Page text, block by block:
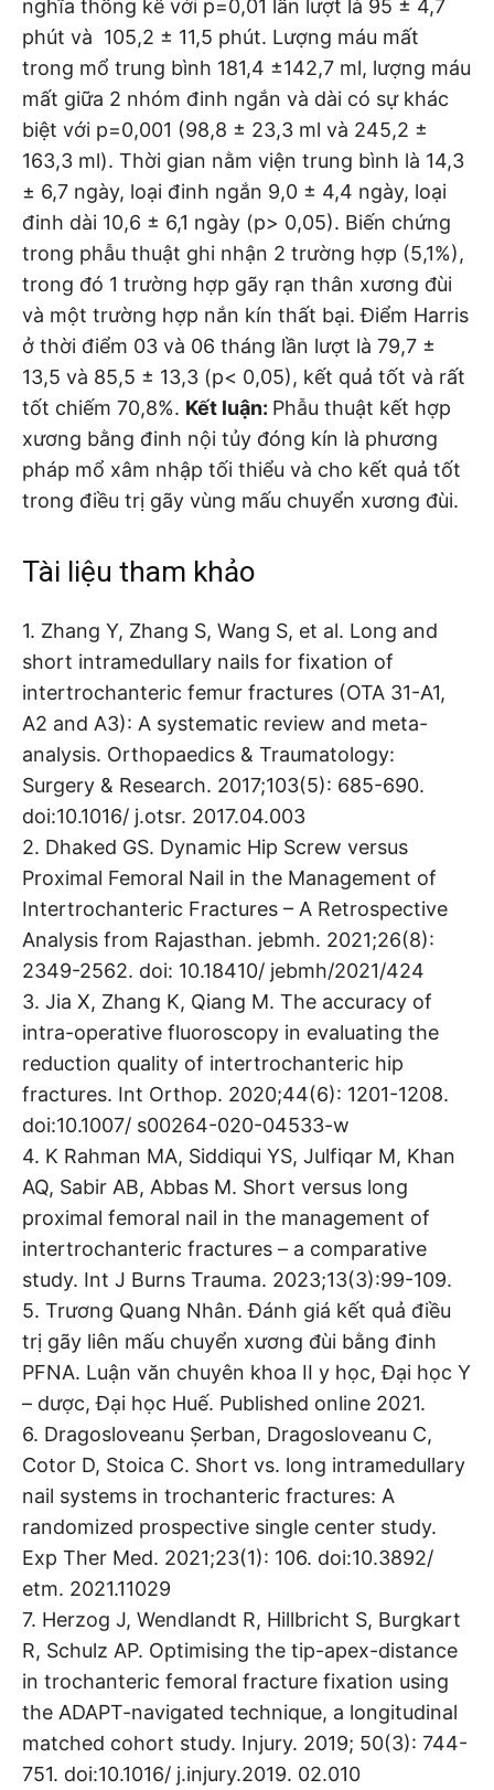
nghĩa thống kê với p=0,01 lần lượt là 95 ± 4,7
phút và 105,2 ± 11,5 phút. Lượng máu mất
trong mổ trung bình 181,4 ±142,7 ml, lượng máu
mất giữa 2 nhóm đinh ngắn và dài có sự khác
biệt với p=0,001 (98,8 ± 23,3 ml và 245,2 ±
163,3 ml). Thời gian nằm viện trung bình là 14,3
± 6,7 ngày, loại đinh ngắn 9,0 ± 4,4 ngày, loại
đinh dài 10,6 ± 6,1 ngày (p> 0,05). Biến chứng
trong phẫu thuật ghi nhận 2 trường hợp (5,1%),
trong đó 1 trường hợp gãy rạn thân xương đùi
và một trường hợp nắn kín thất bại. Điểm Harris
ở thời điểm 03 và 06 tháng lần lượt là 79,7 ±
13,5 và 85,5 ± 13,3 (p< 0,05), kết quả tốt và rất
tốt chiếm 70,8%. Kết luận: Phẫu thuật kết hợp
xương bằng đinh nội tủy đóng kín là phương
pháp mổ xâm nhập tối thiểu và cho kết quả tốt
trong điều trị gãy vùng mấu chuyển xương đùi.
Tài liệu tham khảo
1. Zhang Y, Zhang S, Wang S, et al. Long and
short intramedullary nails for fixation of
intertrochanteric femur fractures (OTA 31-A1,
A2 and A3): A systematic review and meta-
analysis. Orthopaedics & Traumatology:
Surgery & Research. 2017;103(5): 685-690.
doi:10.1016/ j.otsr. 2017.04.003
2. Dhaked GS. Dynamic Hip Screw versus
Proximal Femoral Nail in the Management of
Intertrochanteric Fractures – A Retrospective
Analysis from Rajasthan. jebmh. 2021;26(8):
2349-2562. doi: 10.18410/ jebmh/2021/424
3. Jia X, Zhang K, Qiang M. The accuracy of
intra-operative fluoroscopy in evaluating the
reduction quality of intertrochanteric hip
fractures. Int Orthop. 2020;44(6): 1201-1208.
doi:10.1007/ s00264-020-04533-w
4. K Rahman MA, Siddiqui YS, Julfiqar M, Khan
AQ, Sabir AB, Abbas M. Short versus long
proximal femoral nail in the management of
intertrochanteric fractures – a comparative
study. Int J Burns Trauma. 2023;13(3):99-109.
5. Trương Quang Nhân. Đánh giá kết quả điều
trị gãy liên mấu chuyển xương đùi bằng đinh
PFNA. Luận văn chuyên khoa II y học, Đại học Y
– dược, Đại học Huế. Published online 2021.
6. Dragosloveanu Șerban, Dragosloveanu C,
Cotor D, Stoica C. Short vs. long intramedullary
nail systems in trochanteric fractures: A
randomized prospective single center study.
Exp Ther Med. 2021;23(1): 106. doi:10.3892/
etm. 2021.11029
7. Herzog J, Wendlandt R, Hillbricht S, Burgkart
R, Schulz AP. Optimising the tip-apex-distance
in trochanteric femoral fracture fixation using
the ADAPT-navigated technique, a longitudinal
matched cohort study. Injury. 2019; 50(3): 744-
751. doi:10.1016/ j.injury.2019. 02.010